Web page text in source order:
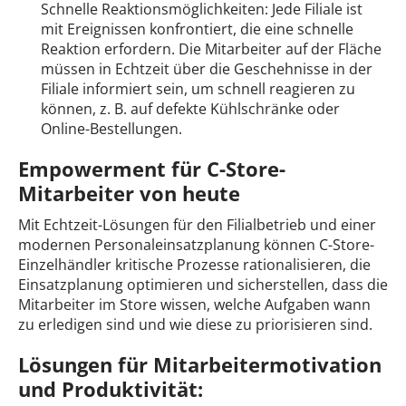
Schnelle Reaktionsmöglichkeiten: Jede Filiale ist
mit Ereignissen konfrontiert, die eine schnelle
Reaktion erfordern. Die Mitarbeiter auf der Fläche
müssen in Echtzeit über die Geschehnisse in der
Filiale informiert sein, um schnell reagieren zu
können, z. B. auf defekte Kühlschränke oder
Online-Bestellungen.
Empowerment für C-Store-
Mitarbeiter von heute
Mit Echtzeit-Lösungen für den Filialbetrieb und einer
modernen Personaleinsatzplanung können C-Store-
Einzelhändler kritische Prozesse rationalisieren, die
Einsatzplanung optimieren und sicherstellen, dass die
Mitarbeiter im Store wissen, welche Aufgaben wann
zu erledigen sind und wie diese zu priorisieren sind.
Lösungen für Mitarbeitermotivation
und Produktivität: